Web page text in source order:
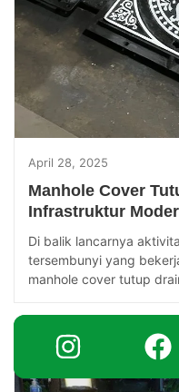
April 28, 2025
Manhole Cover
Infrastruktur
Di balik lancarnya
tersembunyi yang
manhole cover tutup